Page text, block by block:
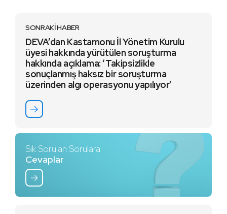
SONRAKİ HABER
DEVA’dan Kastamonu İl Yönetim Kurulu
üyesi hakkında yürütülen soruşturma
hakkında açıklama: ‘Takipsizlikle
sonuçlanmış haksız bir soruşturma
üzerinden algı operasyonu yapılıyor’
Sık Sorulan Sorulara
Cevaplar